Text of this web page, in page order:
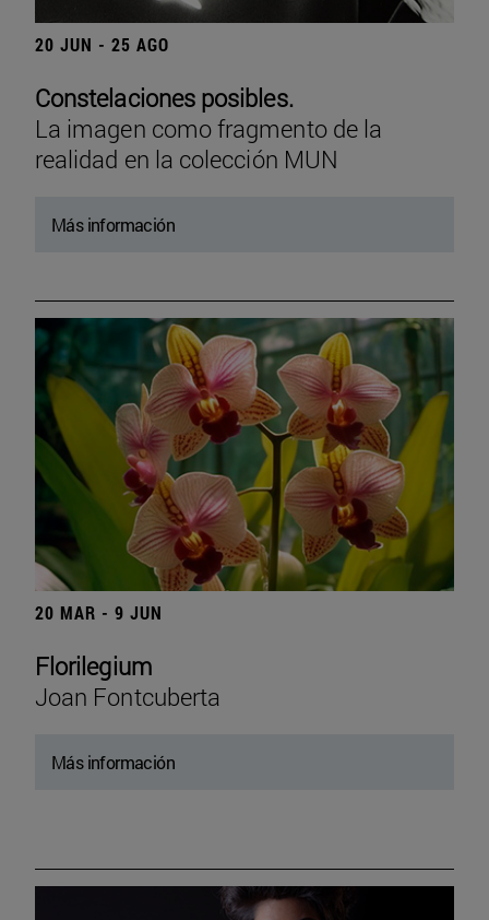
20 JUN - 25 AGO
Constelaciones posibles.
La imagen como fragmento de la
realidad en la colección MUN
Más información
20 MAR - 9 JUN
Florilegium
Joan Fontcuberta
Más información